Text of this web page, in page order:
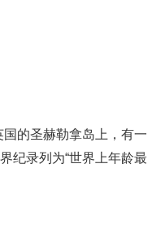
的圣赫勒拿岛上，有一
纪录列为“世界上年龄最